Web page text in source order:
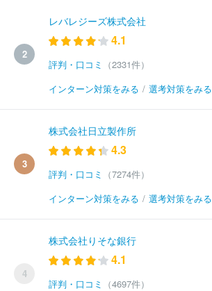
2
レバレジーズ株式会社
4.1
評判・口コミ
（2331件）
インターン対策をみる / 選考対策をみる
3
株式会社日立製作所
4.3
評判・口コミ
（7274件）
インターン対策をみる / 選考対策をみる
4
株式会社りそな銀行
4.1
評判・口コミ
（4697件）